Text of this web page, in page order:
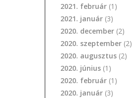
2021. február (1)
2021. január (3)
2020. december (2)
2020. szeptember (2)
2020. augusztus (2)
2020. június (1)
2020. február (1)
2020. január (3)